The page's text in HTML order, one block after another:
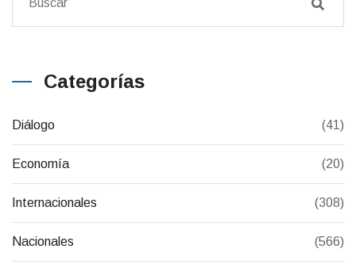
Categorías
Diálogo (41)
Economía (20)
Internacionales (308)
Nacionales (566)